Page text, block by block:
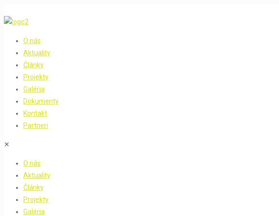
O nás
Aktuality
Články
Projekty
Galéria
Dokumenty
Kontakt
Partneri
✕
O nás
Aktuality
Články
Projekty
Galéria